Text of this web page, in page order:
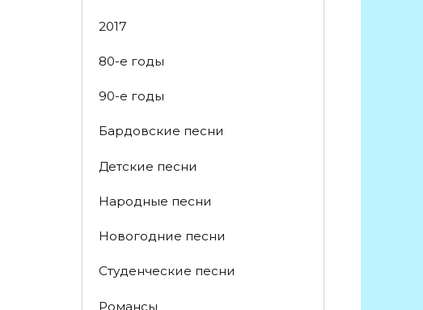
2017
80-е годы
90-е годы
Бардовские песни
Детские песни
Народные песни
Новогодние песни
Студенческие песни
Романсы